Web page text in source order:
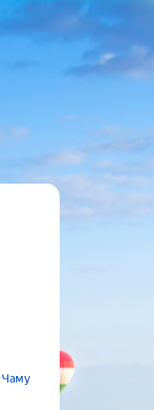
Чаму